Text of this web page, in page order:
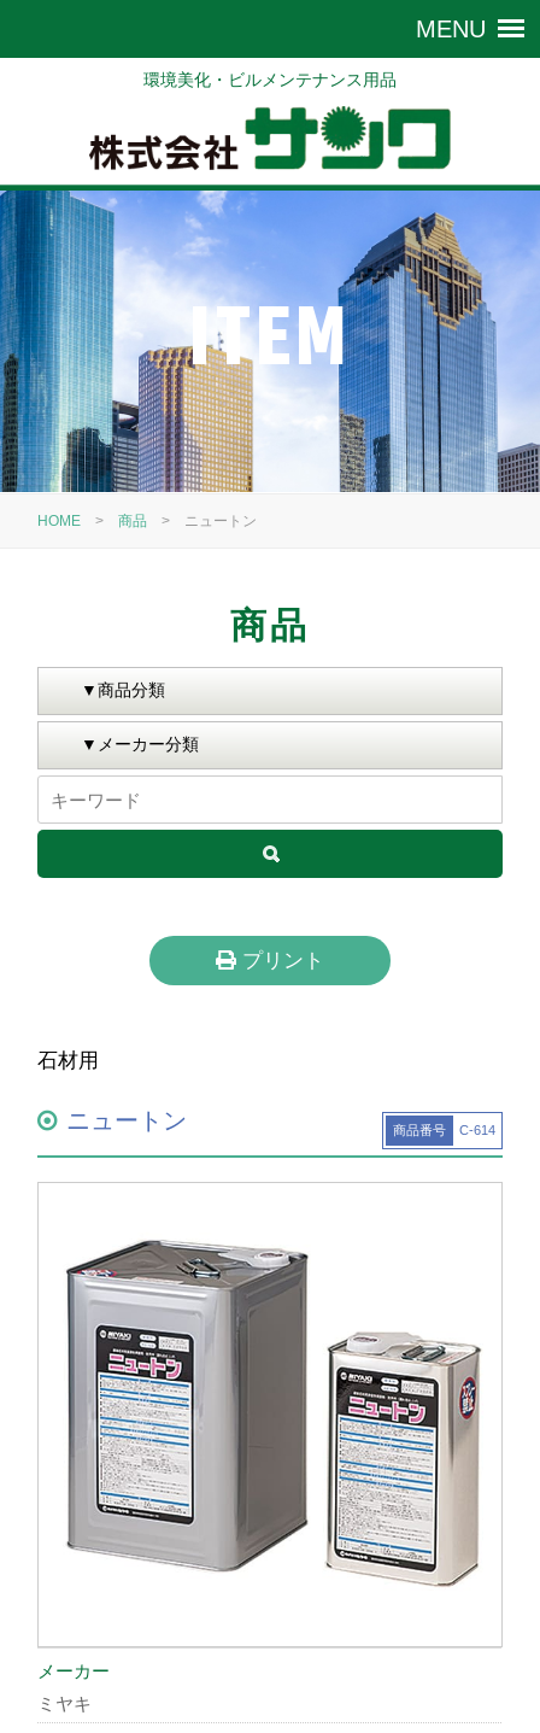
環境美化・ビルメンテナンス用品
ITEM
HOME >商品 > ニュートン
商品
プリント
石材用
ニュートン 商品番号 C-614
メーカー
ミヤキ